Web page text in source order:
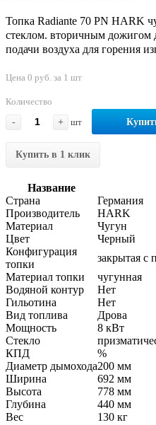
Топка Radiante 70 PN HARK
стеклом. вторичным
подачи воздуха для горения
Цена 0 руб. за 1 шт
Количество
-
+ шт
Купить в 1 клик
Название
Страна
Германия
Производитель
HARK
Материал
Чугун
Цвет
Черный
Конфигурация
топки
закрытая с
Материал топки
чугунная
Водяной контур
Нет
Гильотина
Нет
Вид топлива
Дрова
Мощность
8 кВт
Стекло
КПД
%
Диаметр дымохода200 мм
Ширина
692 мм
Высота
778 мм
Глубина
440 мм
Вес
130 кг